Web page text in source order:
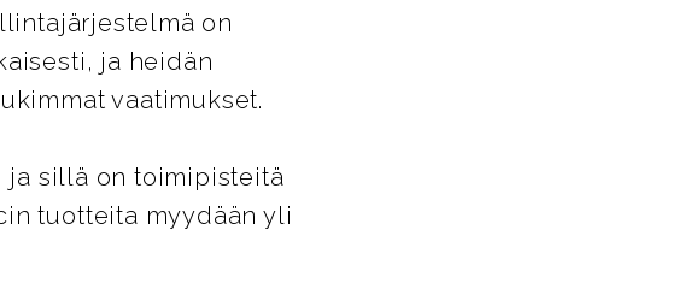
on
ja heidän
vaatimukset.
ja sillä on toimipisteitä
tuotteita myydään yli